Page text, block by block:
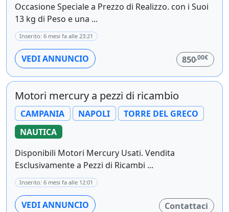
Occasione Speciale a Prezzo di Realizzo. con i Suoi
13 kg di Peso e una ...
Inserito: 6 mesi fa alle 23:21
VEDI ANNUNCIO 850,00€
Motori mercury a pezzi di ricambio
CAMPANIA NAPOLI
TORRE DEL GRECO
NAUTICA
Disponibili Motori Mercury Usati. Vendita
Esclusivamente a Pezzi di Ricambi ...
Inserito: 6 mesi fa alle 12:01
VEDI ANNUNCIO Contattaci